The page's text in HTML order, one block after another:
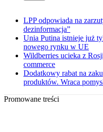
LPP odpowiada na
dezinformacja”
Unia Putina istnieje już
nowego rynku w UE
Wildberries ucieka z
commerce
Dodatkowy rabat na
produktów. Wraca
Promowane treści